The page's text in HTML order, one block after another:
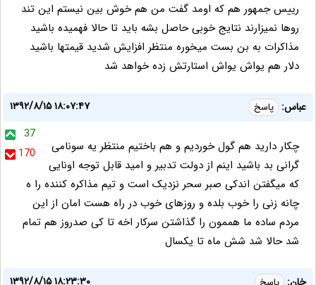
رییس جمهور هم که اومد گفت من هم خوش بین نیستم این تند
روها نمیزارند نتایج خوبی حاصل بشه باید تا حالا فهمیده باشید
مذاکرات به بن بست میخوره منتظر افزایش شدید قیمتها باشید
دلار هم یواش یواش استارتش زده خواهد شد
عباس: پاسخ
۱۳۹۲/۸/۱۵ ۱۸:۰۷:۴۷
37
170
چکار دارید هم گول خوردیم و هم باختیم منتظر یه سونامی
گرانی بد باشید اینم از دولت تدبیر و امید قابل توجه اونایی
که میگفتن اندکی صبر سحر نزدیک است و تیم مذاکره کننده را ه
چانه زنی را خوب بلده و روزهای خوب در راه هست امان از این
مردم ساده ما هممون را گذاشتن سرکار اخه تا کی صدروز هم تمام
شد حالا شد شش ماه تا یکسال
۱۳۹۲/۸/۱۵ ۱۸:۲۳:۳۰